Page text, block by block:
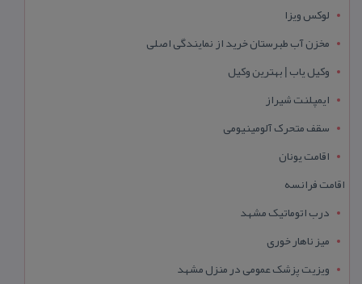
لوکس ویزا
مخزن آب طبرستان خرید از نمایندگی اصلی
وکیل یاب | بهترین وکیل
ایمپلنت شیراز
سقف متحرک آلومینیومی
اقامت یونان
اقامت فرانسه
درب اتوماتیک مشهد
میز ناهار خوری
ویزیت پزشک عمومی در منزل مشهد